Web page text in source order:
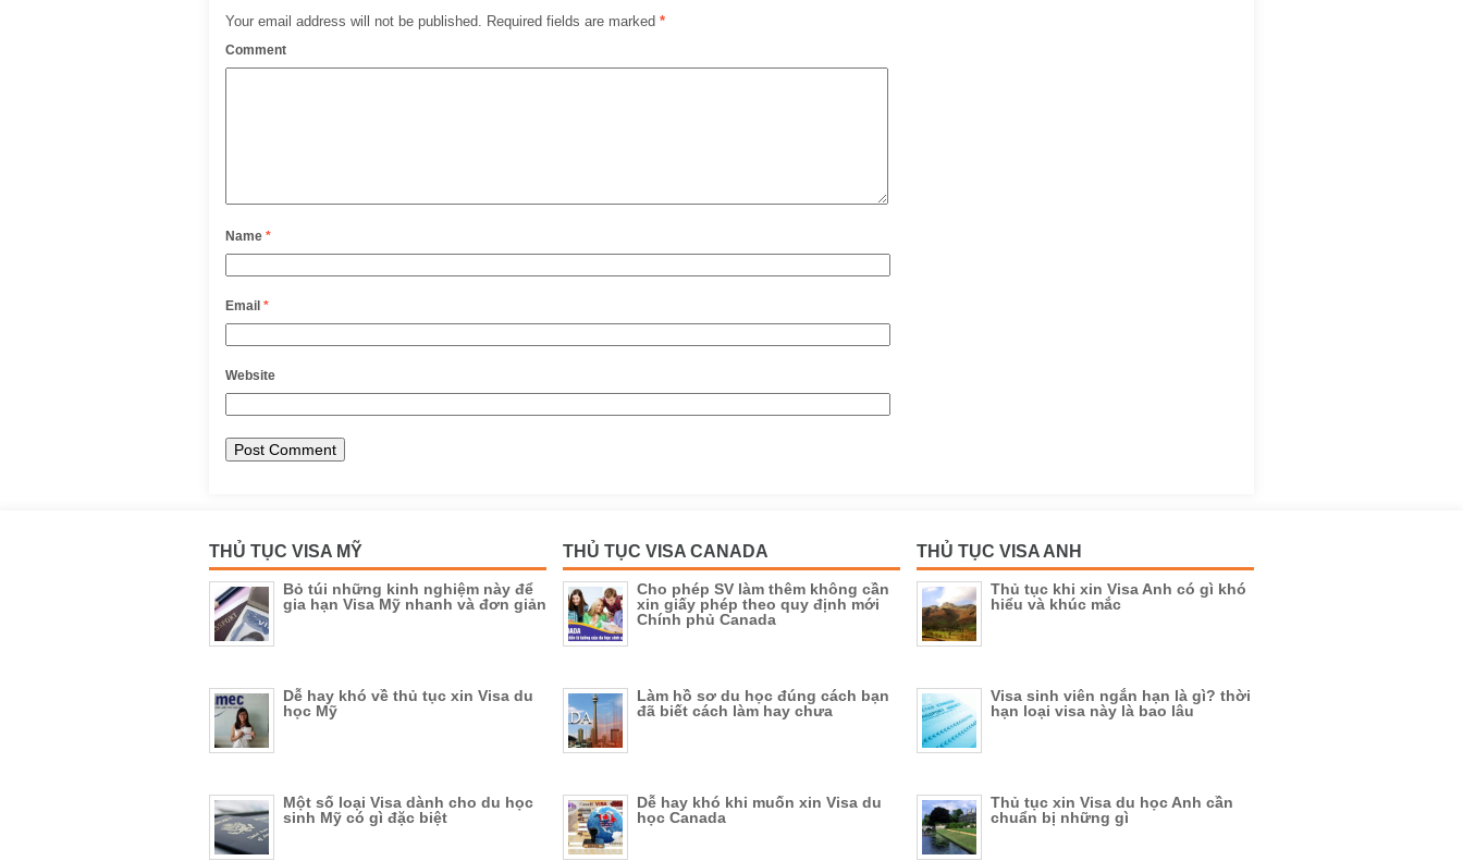
Your email address will not be published. Required fields are marked *
Comment
Name *
Email *
Website
THỦ TỤC VISA MỸ
Bỏ túi những kinh nghiệm này để
gia hạn Visa Mỹ nhanh và đơn giản
Dễ hay khó về thủ tục xin Visa du
học Mỹ
Một số loại Visa dành cho du học
sinh Mỹ có gì đặc biệt
THỦ TỤC VISA CANADA
Cho phép SV làm thêm không cần
xin giấy phép theo quy định mới
Chính phủ Canada
Làm hồ sơ du học đúng cách bạn
đã biết cách làm hay chưa
Dễ hay khó khi muốn xin Visa du
học Canada
THỦ TỤC VISA ANH
Thủ tục khi xin Visa Anh có gì khó
hiểu và khúc mắc
Visa sinh viên ngắn hạn là gì? thời
hạn loại visa này là bao lâu
Thủ tục xin Visa du học Anh cần
chuẩn bị những gì